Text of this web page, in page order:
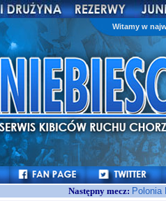
Witamy w
Następny mecz: